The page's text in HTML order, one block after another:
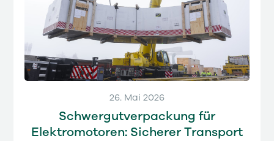
26. Mai 2026
Schwergutverpackung für
Elektromotoren: Sicherer Transport